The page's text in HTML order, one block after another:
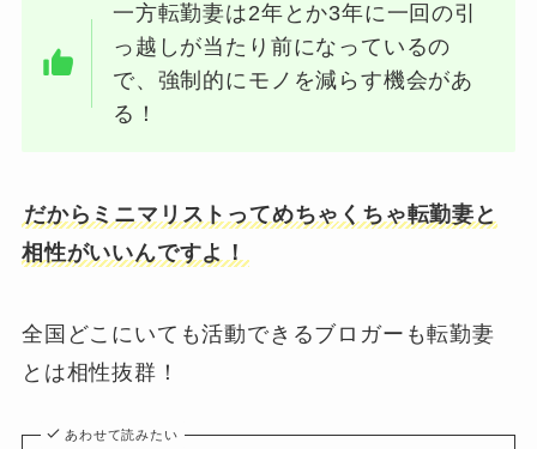
一方転勤妻は2年とか3年に一回の引
っ越しが当たり前になっているの
で、強制的にモノを減らす機会があ
る！
だからミニマリストってめちゃくちゃ転勤妻と
相性がいいんですよ！
全国どこにいても活動できるブロガーも転勤妻
とは相性抜群！
あわせて読みたい